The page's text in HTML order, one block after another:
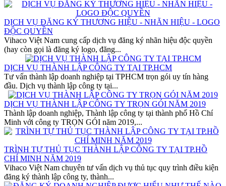
DỊCH VỤ ĐĂNG KÝ THƯƠNG HIỆU - NHÃN HIỆU - LOGO
ĐỘC QUYỀN
Vihaco Việt Nam cung cấp dịch vụ đăng ký nhãn hiệu độc quyền
(hay còn gọi là đăng ký logo, đăng...
DỊCH VỤ THÀNH LẬP CÔNG TY TẠI TP.HCM
Tư vấn thành lập doanh nghiệp tại TPHCM trọn gói uy tín hàng
đầu. Dịch vụ thành lập công ty tại...
DỊCH VỤ THÀNH LẬP CÔNG TY TRỌN GÓI NĂM 2019
Thành lập doanh nghiệp, Thành lập công ty tại thành phố Hồ Chí
Minh với công ty TRỌN GÓI năm 2019,...
TRÌNH TỰ THỦ TỤC THÀNH LẬP CÔNG TY TẠI TP.HỒ
CHÍ MINH NĂM 2019
Vihaco Việt Nam chuyên tư vấn dịch vụ thủ tục quy trình điều kiện
đăng ký thành lập công ty, thành...